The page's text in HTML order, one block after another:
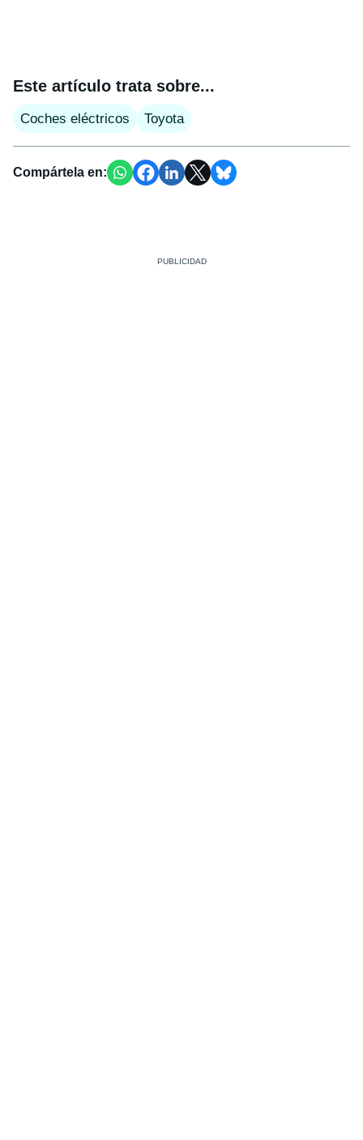
Este artículo trata sobre...
Coches eléctricos Toyota
Compártela en: